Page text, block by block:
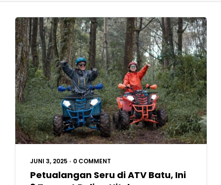
JUNI 3, 2025 • 0 COMMENT
Petualangan Seru di ATV Batu, Ini